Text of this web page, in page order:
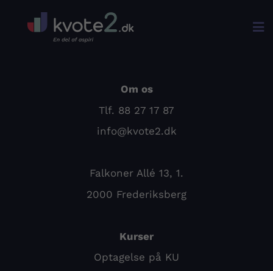

Om os
Tlf. 88 27 17 87
info@kvote2.dk
Falkoner Allé 13, 1.
2000 Frederiksberg
Kurser
Optagelse på KU